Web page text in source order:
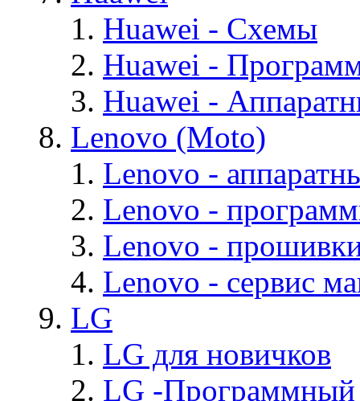
Huawei - Cхемы
Huawei -
Huawei -
Lenovo (Moto)
Lenovo -
Lenovo -
Lenovo -
Lenovo - cервис
LG
LG для новичков
LG -Программный